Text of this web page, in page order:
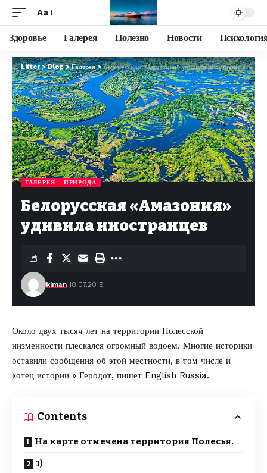
Aa
Здоровье Галерея Полезно Новости
Lifter>Blog>Галерея>Белорусская «Амазония» удивила иностранцев
ГАЛЕРЕЯ ПРИРОДА
Белорусская «Амазония»
удивила иностранцев
kiman 18.07.2019
Около двух тысяч лет на территории Полесской
низменности плескался огромный водоем. Многие историки
оставили сообщения об этой местности, в том числе и
«отец истории » Геродот, пишет English Russia.
Contents
На карте отмечена территория Полесья.
1)